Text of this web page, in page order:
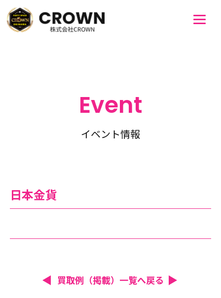
Event
イベント情報
日本金貨
買取例（掲載）一覧へ戻る